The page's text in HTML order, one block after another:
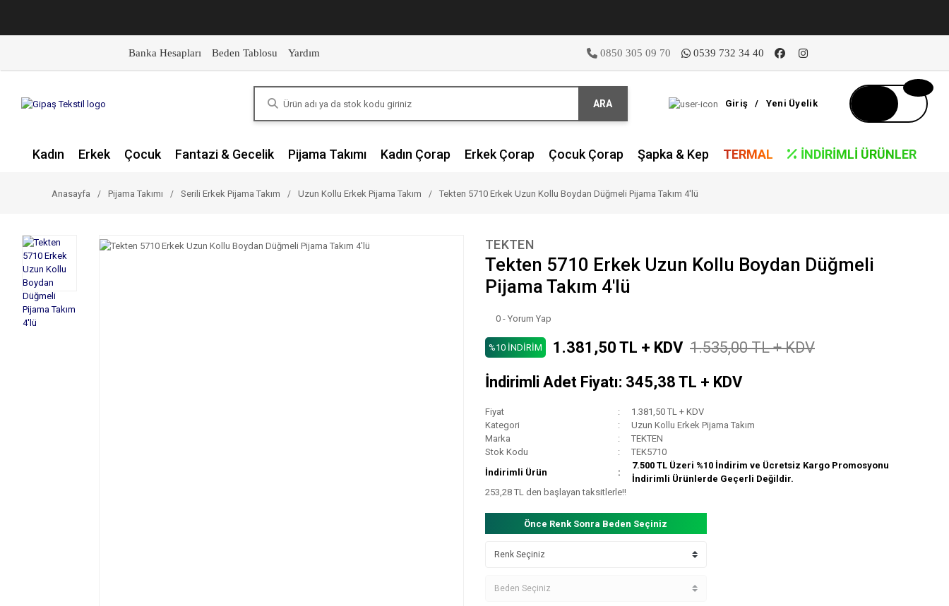
Banka Hesapları Beden Tablosu Yardım 0850 305 09 70 0539 732 34 40
ARA Giriş / Yeni Üyelik
Kadın Erkek Çocuk Fantazi & Gecelik Pijama Takımı Kadın Çorap Erkek Çorap Çocuk Çorap Şapka & Kep TERMAL İNDIRIMLI ÜRÜNLER
Anasayfa Pijama Takımı Serili Erkek Pijama Takım Uzun Kollu Erkek Pijama Takım Tekten 5710 Erkek Uzun Kollu Boydan Düğmeli Pijama Takım 4'lü
TEKTEN
Tekten 5710 Erkek Uzun Kollu Boydan Düğmeli
Pijama Takım 4'lü
0 - Yorum Yap
%10 İNDİRİM 1.381,50 TL + KDV 1.535,00 TL + KDV
İndirimli Adet Fiyatı: 345,38 TL + KDV
Fiyat
1.381,50 TL + KDV
Kategori
Uzun Kollu Erkek Pijama Takım
Marka
TEKTEN
Stok Kodu
TEK5710
İndirimli Ürün
7.500 TL Üzeri %10 İndirim ve Ücretsiz Kargo Promosyonu
İndirimli Ürünlerde Geçerli Değildir.
253,28 TL den başlayan taksitlerle!!
Önce Renk Sonra Beden Seçiniz